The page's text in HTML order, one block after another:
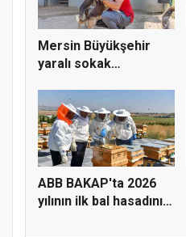
Mersin Büyükşehir
yaralı sokak
ABB BAKAP'ta 2026
yılının ilk bal hasadını